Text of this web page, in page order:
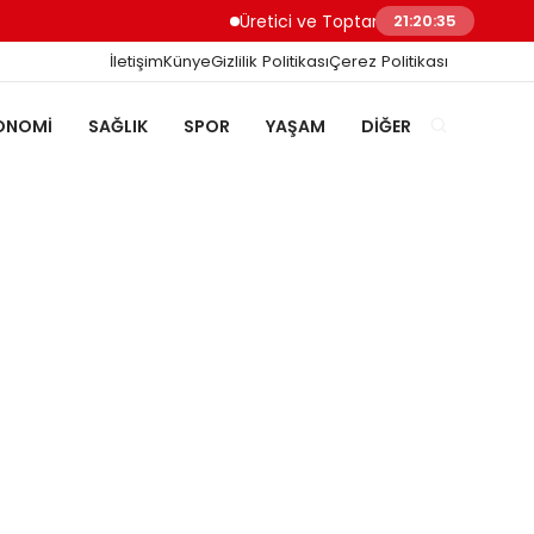
Üretici ve Toptancılar Dijital Sipariş
21:20:35
İletişimKünyeGizlilik PolitikasıÇerez Politikası
SAĞLIK SPOR YAŞAM DIĞER